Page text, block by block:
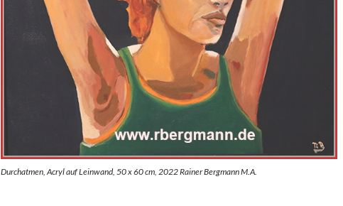
Durchatmen, Acryl auf Leinwand, 50 x 60 cm, 2022 Rainer Bergmann M.A.